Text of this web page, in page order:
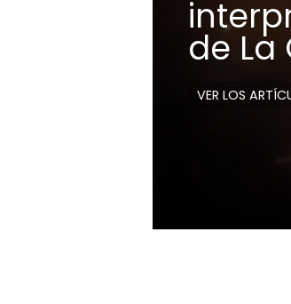
de La
VER LOS